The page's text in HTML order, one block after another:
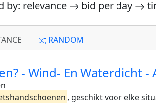
by: relevance bid per day
RANDOM
- Wind- En Waterdicht -
, geschikt voor elke